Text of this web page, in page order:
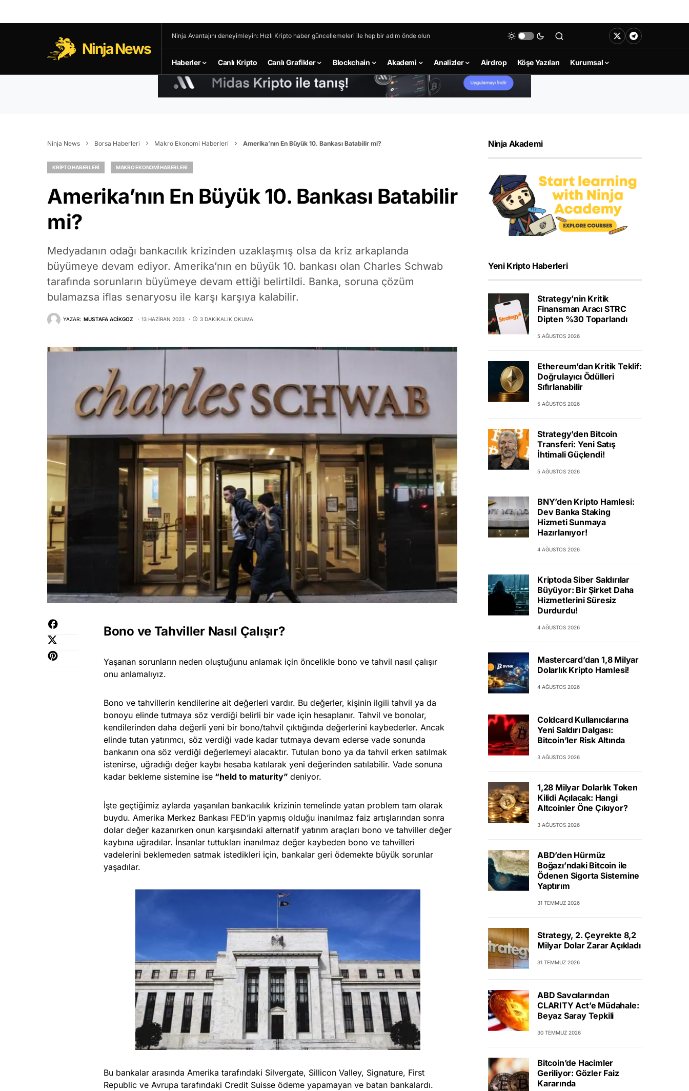
Ninja News
Ninja Avantajını deneyimleyin: Hızlı Kripto haber güncellemeleri ile hep bir adım önde olun
Haberler Canlı Kripto Canlı Grafikler Blockchain Akademi Analizler Airdrop Köşe Yazıları Kurumsal
Ninja News Borsa Haberleri Makro Ekonomi Haberleri Amerika’nın En Büyük 10. Bankası Batabilir mi?
KRIPTO HABERLERI MAKRO EKONOMI HABERLERI
Amerika’nın En Büyük 10. Bankası Batabilir
mi?
Medyadanın odağı bankacılık krizinden uzaklaşmış olsa da kriz arkaplanda
büyümeye devam ediyor. Amerika’nın en büyük 10. bankası olan Charles Schwab
tarafında sorunların büyümeye devam ettiği belirtildi. Banka, soruna çözüm
bulamazsa iflas senaryosu ile karşı karşıya kalabilir.
YAZAR: MUSTAFA ACIKGOZ 13 HAZIRAN 2023 3 DAKIKALIK OKUMA
Bono ve Tahviller Nasıl Çalışır?
Yaşanan sorunların neden oluştuğunu anlamak için öncelikle bono ve tahvil nasıl çalışır
onu anlamalıyız.
Bono ve tahvillerin kendilerine ait değerleri vardır. Bu değerler, kişinin ilgili tahvil ya da
bonoyu elinde tutmaya söz verdiği belirli bir vade için hesaplanır. Tahvil ve bonolar,
kendilerinden daha değerli yeni bir bono/tahvil çıktığında değerlerini kaybederler. Ancak
elinde tutan yatırımcı, söz verdiği vade kadar tutmaya devam ederse vade sonunda
bankanın ona söz verdiği değerlemeyi alacaktır. Tutulan bono ya da tahvil erken satılmak
istenirse, uğradığı değer kaybı hesaba katılarak yeni değerinden satılabilir. Vade sonuna
kadar bekleme sistemine ise “held to maturity” deniyor.
İşte geçtiğimiz aylarda yaşanılan bankacılık krizinin temelinde yatan problem tam olarak
buydu. Amerika Merkez Bankası FED’in yapmış olduğu inanılmaz faiz artışlarından sonra
dolar değer kazanırken onun karşısındaki alternatif yatırım araçları bono ve tahviller değer
kaybına uğradılar. İnsanlar tuttukları inanılmaz değer kaybeden bono ve tahvilleri
vadelerini beklemeden satmak istedikleri için, bankalar geri ödemekte büyük sorunlar
yaşadılar.
Bu bankalar arasında Amerika tarafındaki Silvergate, Sillicon Valley, Signature, First
Republic ve Avrupa tarafındaki Credit Suisse ödeme yapamayan ve batan bankalardı.
Ninja Akademi
Yeni Kripto Haberleri
Strategy’nin Kritik
Finansman Aracı STRC
Dipten %30 Toparlandı
5 AĞUSTOS 2026
Ethereum’dan Kritik Teklif:
Doğrulayıcı Ödülleri
Sıfırlanabilir
5 AĞUSTOS 2026
Strategy’den Bitcoin
Transferi: Yeni Satış
İhtimali Güçlendi!
5 AĞUSTOS 2026
BNY’den Kripto Hamlesi:
Dev Banka Staking
Hizmeti Sunmaya
Hazırlanıyor!
4 AĞUSTOS 2026
Kriptoda Siber Saldırılar
Büyüyor: Bir Şirket Daha
Hizmetlerini Süresiz
Durdurdu!
4 AĞUSTOS 2026
Mastercard’dan 1,8 Milyar
Dolarlık Kripto Hamlesi!
4 AĞUSTOS 2026
Coldcard Kullanıcılarına
Yeni Saldırı Dalgası:
Bitcoin’ler Risk Altında
3 AĞUSTOS 2026
1,28 Milyar Dolarlık Token
Kilidi Açılacak: Hangi
Altcoinler Öne Çıkıyor?
3 AĞUSTOS 2026
ABD’den Hürmüz
Boğazı’ndaki Bitcoin ile
Ödenen Sigorta Sistemine
Yaptırım
31 TEMMUZ 2026
Strategy, 2. Çeyrekte 8,2
Milyar Dolar Zarar Açıkladı
31 TEMMUZ 2026
ABD Savcılarından
CLARITY Act’e Müdahale:
Beyaz Saray Tepkili
30 TEMMUZ 2026
Bitcoin’de Hacimler
Geriliyor: Gözler Faiz
Kararında